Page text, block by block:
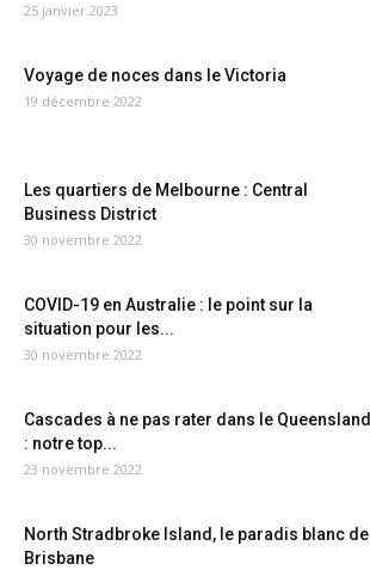
25 janvier 2023
Voyage de noces dans le Victoria
19 décembre 2022
Les quartiers de Melbourne : Central
Business District
30 novembre 2022
COVID-19 en Australie : le point sur la
situation pour les...
30 novembre 2022
Cascades à ne pas rater dans le Queensland
: notre top...
23 novembre 2022
North Stradbroke Island, le paradis blanc de
Brisbane